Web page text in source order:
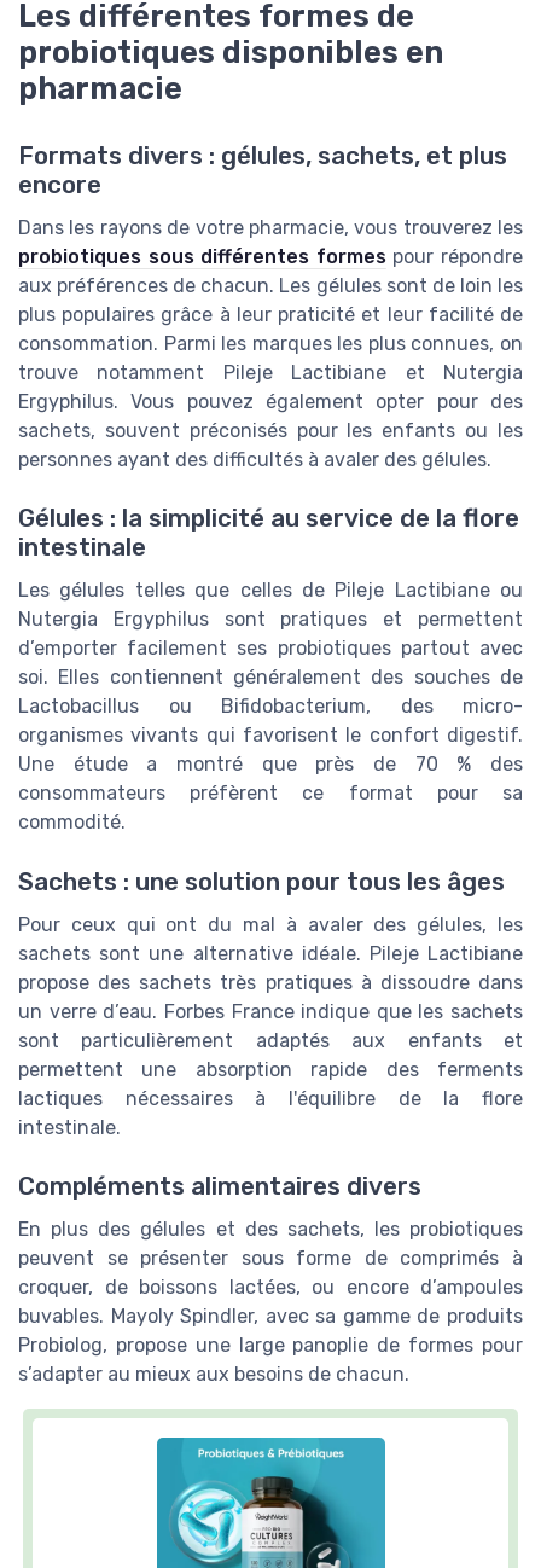
Les différentes formes de
probiotiques disponibles en
pharmacie
Formats divers : gélules, sachets, et plus
encore
Dans les rayons de votre pharmacie, vous trouverez les
probiotiques sous différentes formespour répondre
aux préférences de chacun. Les gélules sont de loin les
plus populaires grâce à leur praticité et leur facilité de
consommation. Parmi les marques les plus connues, on
trouve notamment Pileje Lactibiane et Nutergia
Ergyphilus. Vous pouvez également opter pour des
sachets, souvent préconisés pour les enfants ou les
personnes ayant des difficultés à avaler des gélules.
Gélules : la simplicité au service de la flore
intestinale
Les gélules telles que celles de Pileje Lactibiane ou
Nutergia Ergyphilus sont pratiques et permettent
d’emporter facilement ses probiotiques partout avec
soi. Elles contiennent généralement des souches de
Lactobacillus ou Bifidobacterium, des micro-
organismes vivants qui favorisent le confort digestif.
Une étude a montré que près de 70 % des
consommateurs préfèrent ce format pour sa
commodité.
Sachets : une solution pour tous les âges
Pour ceux qui ont du mal à avaler des gélules, les
sachets sont une alternative idéale. Pileje Lactibiane
propose des sachets très pratiques à dissoudre dans
un verre d’eau. Forbes France indique que les sachets
sont particulièrement adaptés aux enfants et
permettent une absorption rapide des ferments
lactiques nécessaires à l'équilibre de la flore
intestinale.
Compléments alimentaires divers
En plus des gélules et des sachets, les probiotiques
peuvent se présenter sous forme de comprimés à
croquer, de boissons lactées, ou encore d’ampoules
buvables. Mayoly Spindler, avec sa gamme de produits
Probiolog, propose une large panoplie de formes pour
s’adapter au mieux aux besoins de chacun.